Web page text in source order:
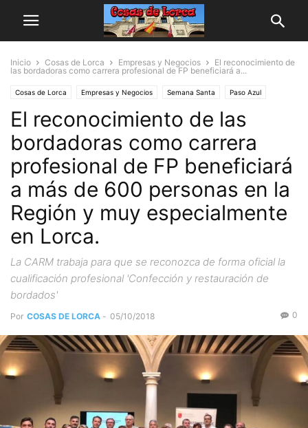
Inicio Cosas de Lorca Empresas y Negocios
El reconocimiento de
las bordadoras como carrera profesional de FP beneficiará a...
Cosas de Lorca Empresas y Negocios Semana Santa Paso Azul
Paso Blanco Paso del Resucitado Paso Encarnado Paso Morado
Actualidad Regional Ferias y Eventos
El reconocimiento de las
bordadoras como carrera
profesional de FP beneficiará
a más de 600 personas en la
Región y muy especialmente
en Lorca.
La CARM trabaja para que se reconozca de forma oficial la
cualificación profesional 'Confección y restauración de
bordados'
Por COSAS DE LORCA - 05/10/2018 0